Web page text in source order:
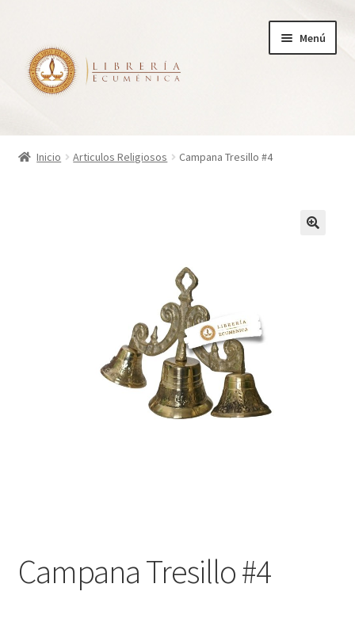
la
navegación
contenido
Menú
Inicio
Política de privacidad
Inicio Articulos Religiosos Campana Tresillo #4
Campana Tresillo #4